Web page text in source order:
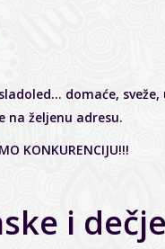
domaće, sveže,
na željenu adresu.
KONKURENCIJU!!!
i